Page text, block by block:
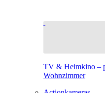
TV & Heimkino –
Wohnzimmer